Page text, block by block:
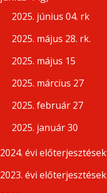
2025. június 04. rk
2025. május 28. rk.
2025. május 15
2025. március 27
2025. február 27
2025. január 30
2024. évi előterjesztések
2023. évi előterjesztések